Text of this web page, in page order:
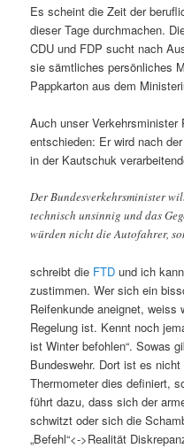
Es scheint die Zeit der
dieser Tage durchmachen.
CDU und FDP sucht nach
sie sämtliches persönliches
Pappkarton aus dem
Auch unser
entschieden: Er wird nach
in der Kautschuk
Der Bundesverkehrsminister
technisch unsinnig und das
würden nicht die Autofahrer,
schreibt die FTD und ich
zustimmen. Wer sich ein
Reifenkunde aneignet, weiss
Regelung ist. Kennt noch
ist Winter befohlen“. Sowas
Bundeswehr. Dort ist es
Thermometer dies definiert,
führt dazu, dass sich der
schwitzt oder sich die
„Befehl“<->Realität